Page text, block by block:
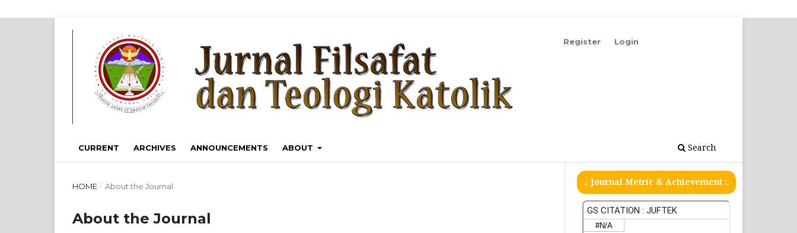
CURRENT ARCHIVES ANNOUNCEMENTS ABOUT Search
Register Login
HOME / About the Journal
About the Journal
.: Journal Metric & Achievement :.